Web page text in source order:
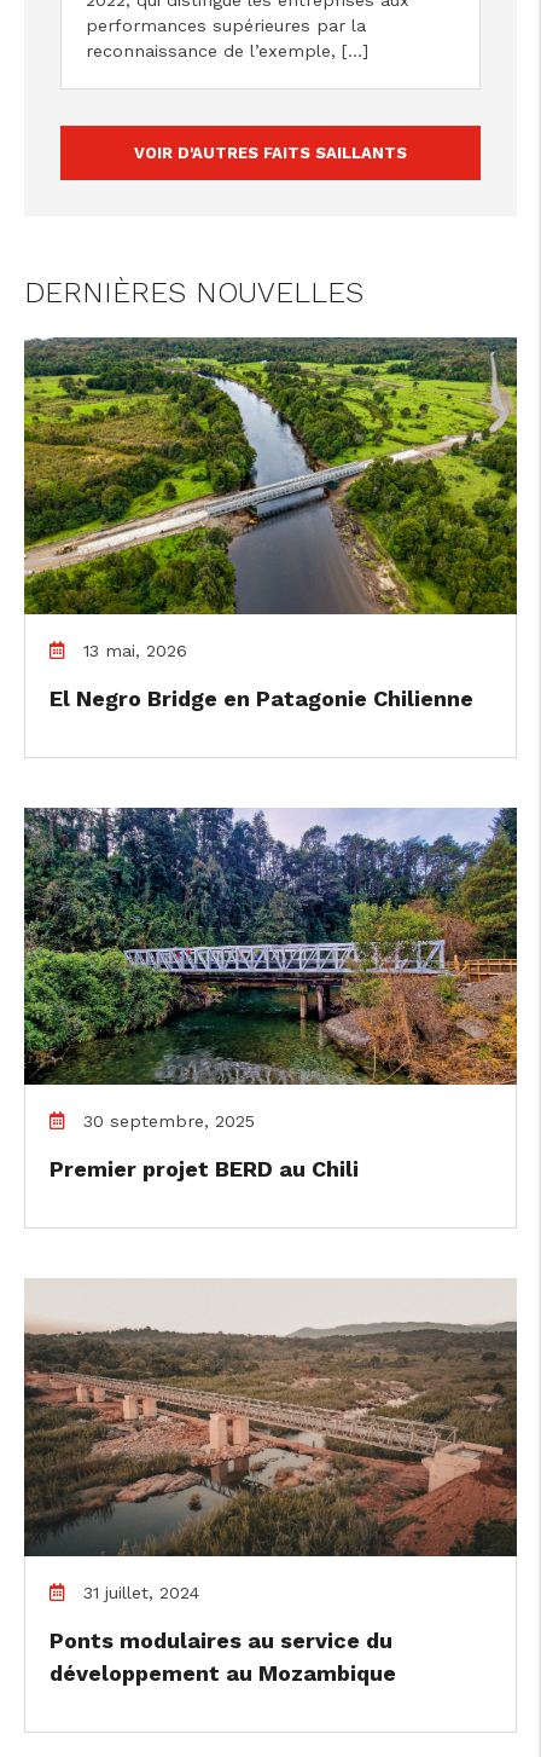
performances supérieures par la
reconnaissance de l’exemple, […]
VOIR D'AUTRES FAITS SAILLANTS
DERNIÈRES NOUVELLES
13 mai, 2026
El Negro Bridge en Patagonie Chilienne
30 septembre, 2025
Premier projet BERD au Chili
31 juillet, 2024
Ponts modulaires au service du
développement au Mozambique
cicap@cicap.pt
www.consumidor.pt